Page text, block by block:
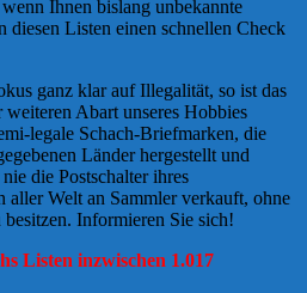
Ihnen bislang unbekannte
diesen Listen einen schnellen Check
ganz klar auf Illegalität, so ist das
Abart unseres Hobbies
legale Schach-Briefmarken, die
Länder hergestellt und
die Postschalter ihres
aller Welt an Sammler verkauft, ohne
Informieren Sie sich!
Listen inzwischen 1.017